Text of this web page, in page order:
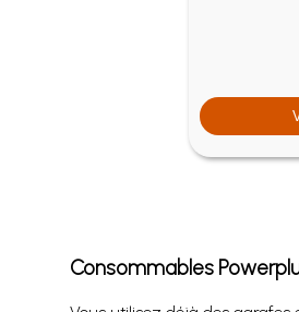
Consommables